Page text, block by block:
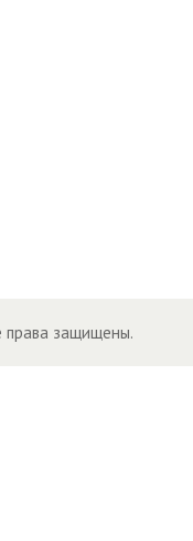
права защищены.